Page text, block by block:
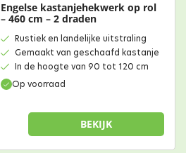
Op voorraad
Engelse kastanjehekwerk op rol
– 460 cm – 2 draden
Rustiek en landelijke uitstraling
Gemaakt van geschaafd kastanje
In de hoogte van 90 tot 120 cm
BEKIJK